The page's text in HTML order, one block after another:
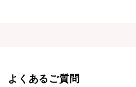
よくあるご質問